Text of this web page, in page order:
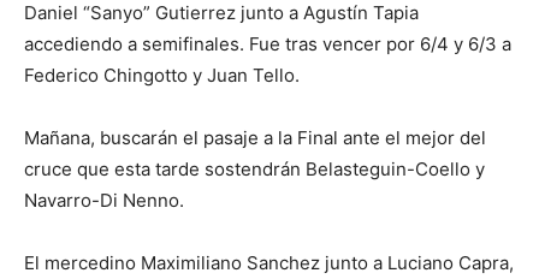
Daniel “Sanyo” Gutierrez junto a Agustín Tapia
accediendo a semifinales. Fue tras vencer por 6/4 y 6/3 a
Federico Chingotto y Juan Tello.
Mañana, buscarán el pasaje a la Final ante el mejor del
cruce que esta tarde sostendrán Belasteguin-Coello y
Navarro-Di Nenno.
El mercedino Maximiliano Sanchez junto a Luciano Capra,